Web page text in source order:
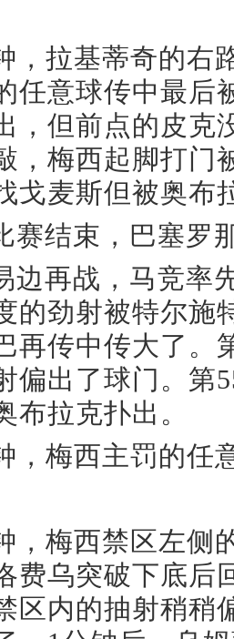
，拉基蒂奇的右
任意球传中最后
，但前点的皮克
，梅西起脚打门
戈麦斯但被奥布
赛结束，巴塞罗
边再战，马竞率
的劲射被特尔施
再传中传大了。
偏出了球门。第
布拉克扑出。
，梅西主罚的任
，梅西禁区左侧
费乌突破下底后
区内的抽射稍稍